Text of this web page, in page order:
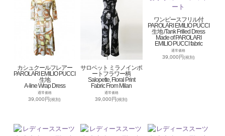
カシュクールフレアー
PAROLARI EMILIO PUCCI
生地
A-line Wrap Dress
通常価格
39,000円(税別)
サロペット ミラノインポ
ートフラワー柄
Salopette, Floral Print
Fabric From Milan
通常価格
39,000円(税別)
ワンピースフリル付
PAROLARI EMILIO PUCCI
生地 /Tank Frilled Dress
Made of PAROLARI
EMILIO PUCCI fabric
通常価格
39,000円(税別)